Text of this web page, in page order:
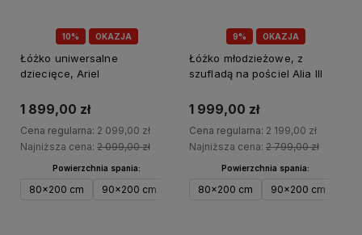
10% OKAZJA
Łóżko uniwersalne
dziecięce, Ariel
1 899,00 zł
Cena regularna: 2 099,00 zł
Najniższa cena: 2 099,00 zł
Powierzchnia spania:
80x200 cm 90x200 cm 100x200 cm 120x200 cm
9% OKAZJA
Łóżko młodzieżowe, z
szufladą na pościel Alia III
1 999,00 zł
Cena regularna: 2 199,00 zł
Najniższa cena: 2 799,00 zł
Powierzchnia spania:
80x200 cm 90x200 cm